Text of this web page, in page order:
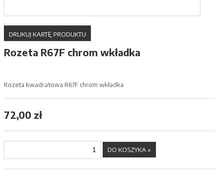
DRUKUJ KARTĘ PRODUKTU
Rozeta R67F chrom wkładka
Rozeta kwadratowa R67F chrom wkładka
72,00 zł